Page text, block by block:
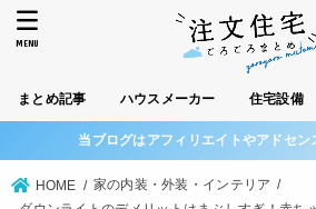
まとめ記事 ハウスメーカー 住宅設備
MENU
当ブログはアフィリエイトやアドセン
HOME
家の内装・外装・インテリア